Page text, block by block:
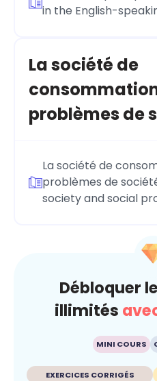
in the English-
La société de
problèmes de
La société de
problèmes de
society and social
Débloquer
illimités
MINI COURS
EXERCICES CORRIGÉS